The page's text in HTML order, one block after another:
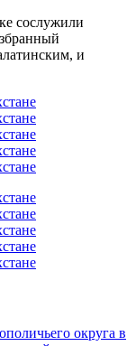
сослужили
и
округа в